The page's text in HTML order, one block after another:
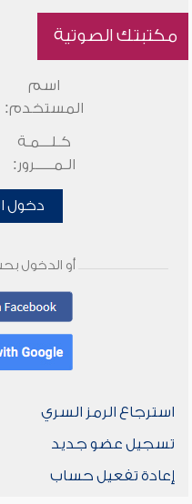
مكتبتك الصوتية
اسم
المستخدم:
كـلـــمـة
الـمـــــرور:
دخول
أو الدخول
استرجاع الرمز السري
تسجيل عضو جديد
إعادة تفعيل حساب